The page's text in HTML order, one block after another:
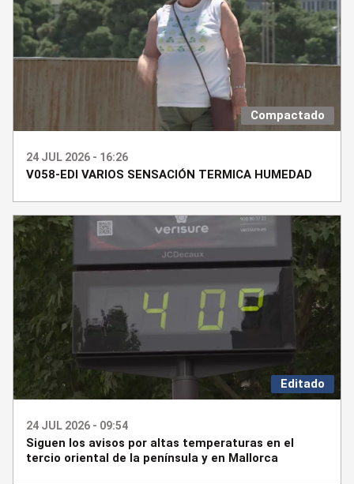
Compactado
24 JUL 2026 - 16:26
V058-EDI VARIOS SENSACIÓN TERMICA HUMEDAD
Editado
24 JUL 2026 - 09:54
Siguen los avisos por altas temperaturas en el
tercio oriental de la península y en Mallorca